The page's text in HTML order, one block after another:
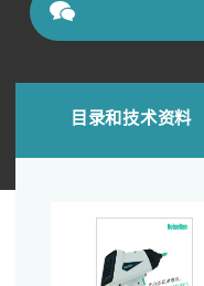
目录和技术资料